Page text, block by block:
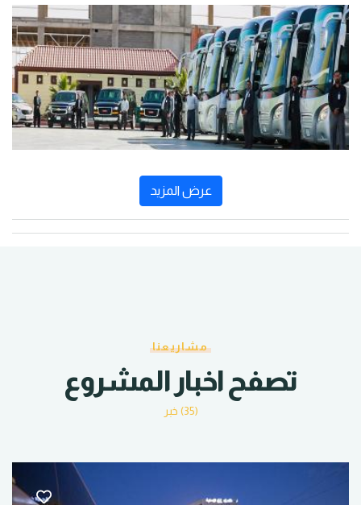
عرض المزيد
مشاريعنا
تصفح اخبار المشروع
(35) خبر